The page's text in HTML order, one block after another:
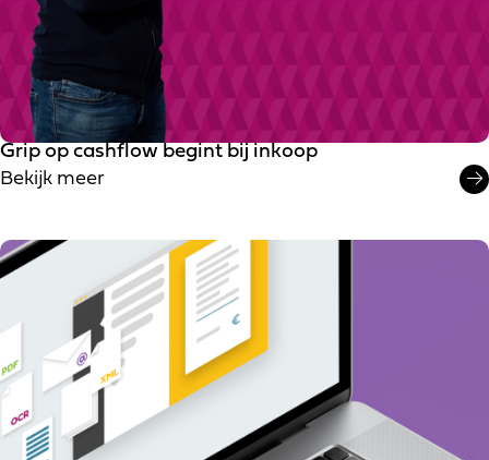
Grip op cashflow begint bij inkoop
Bekijk meer